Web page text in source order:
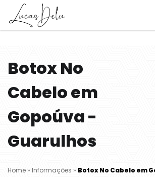
Botox No
Cabelo em
Gopoúva -
Guarulhos
Home » Informações » Botox No Cabelo em